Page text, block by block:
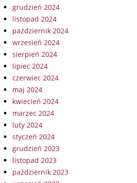
grudzień 2024
listopad 2024
październik 2024
wrzesień 2024
sierpień 2024
lipiec 2024
czerwiec 2024
maj 2024
kwiecień 2024
marzec 2024
luty 2024
styczeń 2024
grudzień 2023
listopad 2023
październik 2023